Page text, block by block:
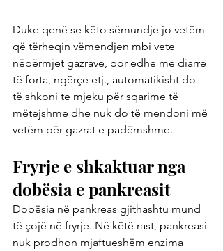
Duke qenë se këto sëmundje jo vetëm
që tërheqin vëmendjen mbi vete
nëpërmjet gazrave, por edhe me diarre
të forta, ngërçe etj., automatikisht do
të shkoni te mjeku për sqarime të
mëtejshme dhe nuk do të mendoni më
vetëm për gazrat e padëmshme.
Fryrje e shkaktuar nga
dobësia e pankreasit
Dobësia në pankreas gjithashtu mund
të çojë në fryrje. Në këtë rast, pankreasi
nuk prodhon mjaftueshëm enzima